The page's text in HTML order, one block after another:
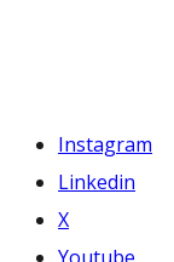
Instagram
Linkedin
X